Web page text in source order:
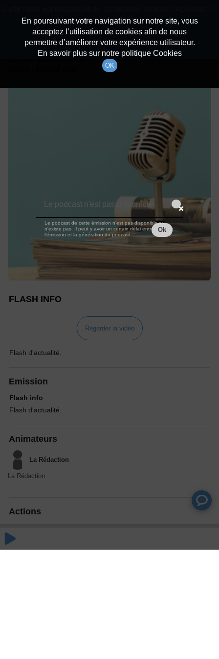
Détails De L'épisode
à 12h59
FLASH INFO
Regarder la vidéo
Flash d'actualité.
Emission
Flash info
Flash d'actualité.
Animateurs
La Rédaction
La Rédaction
Actions
En poursuivant votre navigation sur notre site, vous
acceptez l’utilisation de cookies afin de nous
permettre d’améliorer votre expérience utilisateur.
En savoir plus sur notre politique Cookies
OK
dessous pour l'installer.
Non merci Télécharger l'application
Le podcast n'est pas disponible
Le podcast de cette émission n'est pas disponible ou
n'existe pas. Il peut y avoir un certain délai entre la fin de
l'émission et la génération du podcast.
Ok